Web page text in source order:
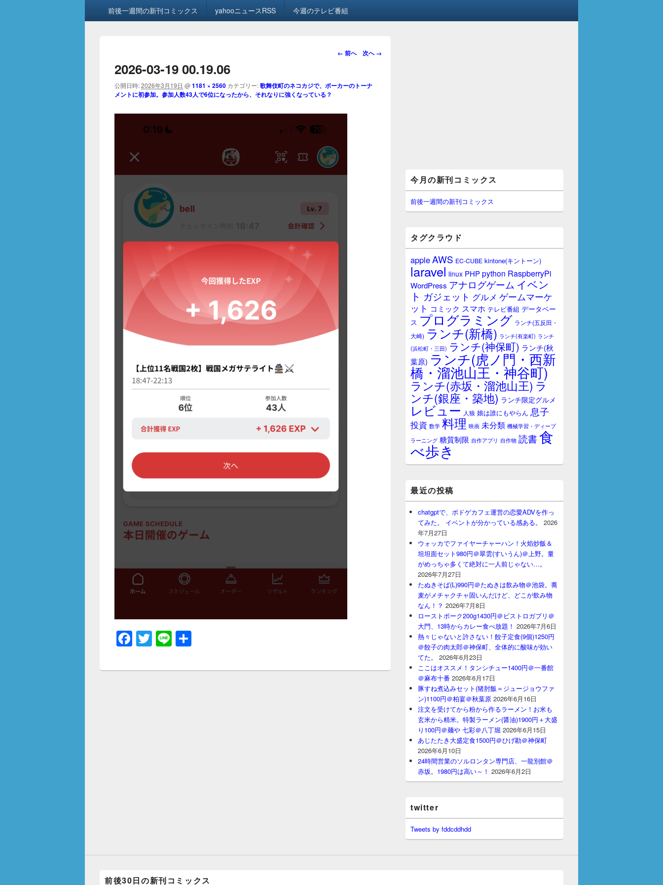
前後一週間の新刊コミックス yahooニュースRSS 今週のテレビ番組
画
ビ
シ
← 前へ 次へ →
2026-03-19 00.19.06
公開日時:2026年3月19日 @1181 × 2560 カテゴリー:歌舞伎町のネコカジで、ポーカーのトーナ
メントに初参加。参加人数43人で6位になったから、それなりに強くなっている？
F
a
c
T
wi
tt
Li
n
e
イ
ン
サ
イ
ー
ジ
ッ
ト
今月の新刊コミックス
前後一週間の新刊コミックス
タグクラウド
appleAWS EC-CUBE kintone(キントーン)
laravel linux PHPpython RaspberryPi
WordPress アナログゲーム イベン
ト ガジェット グルメ ゲームマーケ
ット コミック スマホ テレビ番組 データベー
ス プログラミング ランチ(五反田・
大崎) ランチ(新橋) ランチ(有楽町) ランチ
(浜松町・三田) ランチ(神保町) ランチ(秋
葉原) ランチ(虎ノ門・西新
橋・溜池山王・神谷町)
ランチ(赤坂・溜池山王) ラ
ンチ(銀座・築地) ランチ限定グルメ
レビュー 人狼 娘は誰にもやらん 息子
投資 数学 料理 映画 未分類 機械学習・ディープ
ラーニング 糖質制限 自作アプリ 自作物 読書食
べ歩き
最近の投稿
chatgptで、ボドゲカフェ運営の恋愛ADVを作っ
てみた。 イベントが分かっている感ある。
2026
年7月27日
ウォッカでファイヤーチャーハン！火焰炒飯＆
坦坦面セット980円＠翠雲(すいうん)＠上野。量
がめっちゃ多くて絶対に一人前じゃない…。
2026年7月27日
たぬきそば(L)990円＠たぬきは飲み物＠池袋。蕎
麦がメチャクチャ固いんだけど、どこが飲み物
なん！？ 2026年7月8日
ローストポーク200g1430円＠ビストロガブリ＠
大門、13時からカレー食べ放題！ 2026年7月6日
熱々じゃないと許さない！餃子定食(9個)1250円
＠餃子の肉太郎＠神保町、全体的に酸味が効い
てた。
2026年6月23日
ここはオススメ！タンシチュー1400円＠一番館
＠麻布十番 2026年6月17日
豚すね煮込みセット(猪肘飯＝ジュージョウファ
ン)1100円＠柏宴＠秋葉原 2026年6月16日
注文を受けてから粉から作るラーメン！お米も
玄米から精米。特製ラーメン(醤油)1900円＋大盛
り100円＠麺や 七彩＠八丁堀 2026年6月15日
あじたたき大盛定食1500円＠ひげ勘＠神保町
2026年6月10日
24時間営業のソルロンタン専門店、一龍別館＠
赤坂。1980円は高い～！ 2026年6月2日
twitter
Tweets by fddcddhdd
前後30日の新刊コミックス